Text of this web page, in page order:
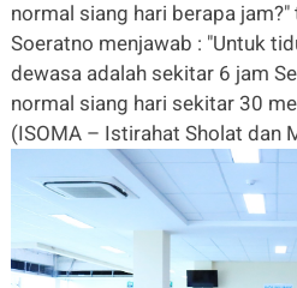
normal siang hari berapa
Soeratno menjawab : "Untuk
dewasa adalah sekitar 6 jam
normal siang hari sekitar 30
(ISOMA – Istirahat Sholat dan